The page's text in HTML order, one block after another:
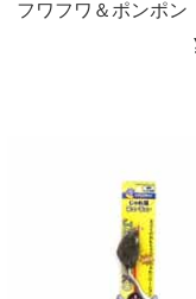
フワフワ＆ポンポン